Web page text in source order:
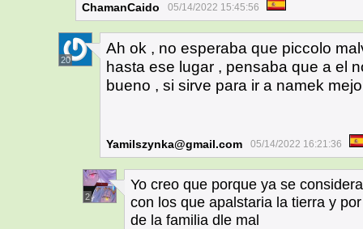
ChamanCaido 05/14/2022 15:45:56
20
Ah ok , no esperaba que piccolo
hasta ese lugar , pensaba que a el
bueno , si sirve para ir a namek
Yamilszynka@gmail.com 05/14/2022 16:21:36
2
Yo creo que porque ya se
con los que apalstaria la tierra y
de la familia dle mal